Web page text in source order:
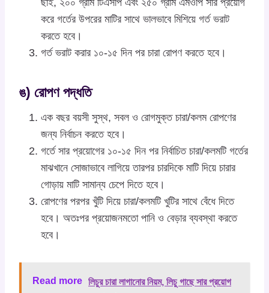
ছাই, ২০০ গ্রাম টিএসপি এবং ২৫০ গ্রাম এমওপি সার প্রয়োগ
করে গর্তের উপরের মাটির সাথে ভালভাবে মিশিয়ে গর্ত ভরাট
করতে হবে।
গর্ত ভরাট করার ১০-১৫ দিন পর চারা রোপণ করতে হবে।
ঙ) রোপণ পদ্ধতি
এক বছর বয়সী সুস্থ, সবল ও রোগমুক্ত চারা/কলম রোপণের
জন্য নির্বাচন করতে হবে।
গর্তে সার প্রয়োগের ১০-১৫ দিন পর নির্বাচিত চারা/কলমটি গর্তের
মাঝখানে সোজাভাবে লাগিয়ে তারপর চারদিকে মাটি দিয়ে চারার
গোড়ায় মাটি সামান্য চেপে দিতে হবে।
রোপণের পরপর খুঁটি দিয়ে চারা/কলমটি খুটির সাথে বেঁধে দিতে
হবে। অতঃপর প্রয়োজনমতো পানি ও বেড়ার ব্যবস্থা করতে
হবে।
Read more লিচুর চারা লাগানোর নিয়ম, লিচু গাছে সার প্রয়োগ